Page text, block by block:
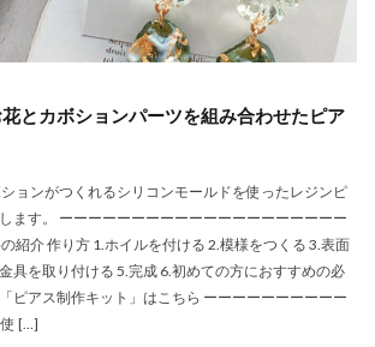
ネット
シェイカーモールド
リアフィルム
ールド・ハート
クエア スズラン
どんぐり
クセサリー
ュリー
草 ミニパック パウダーターコイズ
ダイヤモンド
ダブルシェイカー
チューリップ
チューリップシェイカー
チューリップレジン
とカボションパーツを組み合わせたピア
ョンがつくれるシリコンモールドを使ったレジンピ
ます。 ーーーーーーーーーーーーーーーーーーーー
紹介 作り方 1.ホイルを付ける 2.模様をつくる 3.表面
具を取り付ける 5.完成 6.初めての方におすすめの必
ピアス制作キット」はこちら ーーーーーーーーーー
[…]